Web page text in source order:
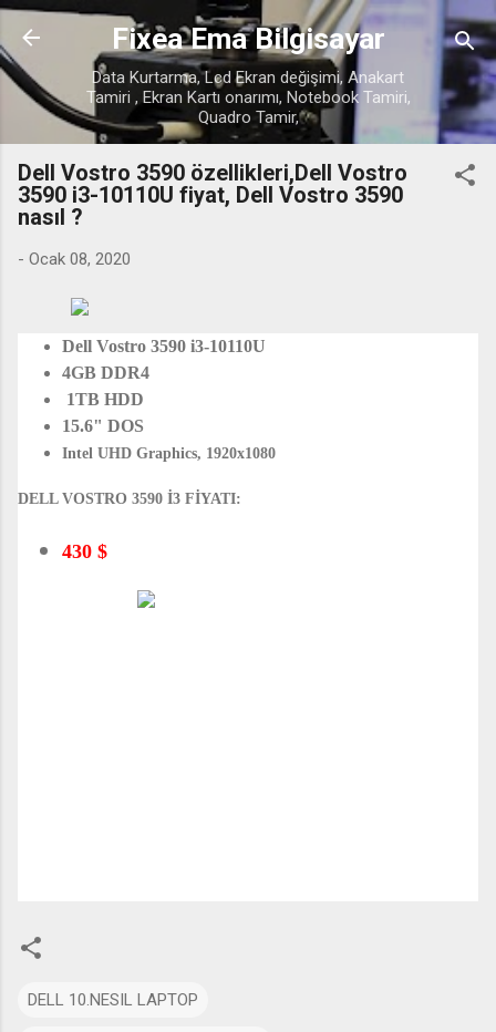
Ana içeriğe atla
Fixea Ema Bilgisayar
Data Kurtarma, Lcd Ekran değişimi, Anakart
Tamiri , Ekran Kartı onarımı, Notebook Tamiri,
Quadro Tamir,
Dell Vostro 3590 özellikleri,Dell Vostro
3590 i3-10110U fiyat, Dell Vostro 3590
nasıl ?
- Ocak 08, 2020
Dell Vostro 3590 i3-10110U
4GB DDR4
1TB HDD
15.6" DOS
Intel UHD Graphics, 1920x1080
DELL VOSTRO 3590 İ3 FİYATI:
430 $
DELL 10.NESIL LAPTOP